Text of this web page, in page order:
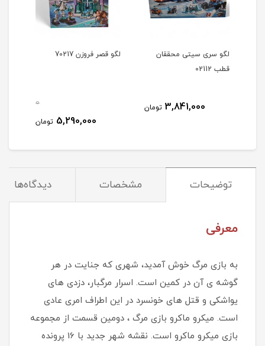
لگو سری سیتی محققان
قطب 02112
3,841,000 تومان
لگو قصر فروزن 70217
0
5,290,000 تومان
توضیحات مشخصات دیدگاه‌ها
معرفی
به بازی مرگ خوش آمدید، شهری که جنایت در هر
گوشه ی آن در کمین است. اسرار مرگبار، دزدی های
یواشکی و قتل های خونسرد در این اطراف امری عادی
است. میکرو ماکرو بازی مرگ ، دومین قسمت از مجموعه
بازی میکرو ماکرو است. نقشه شهر جدید با 16 پرونده